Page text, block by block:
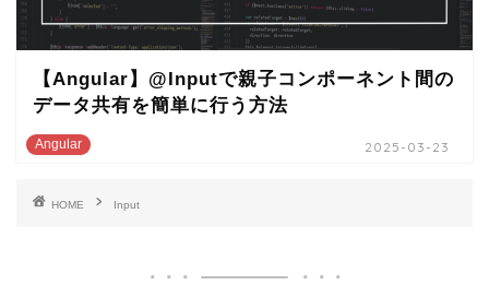
Angular
【Angular】@Inputで親子コンポーネント間の
データ共有を簡単に行う方法
2025-03-23
HOME Input